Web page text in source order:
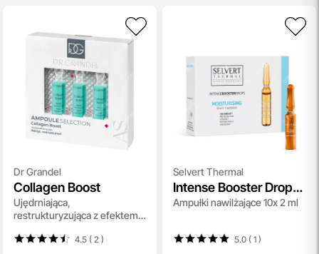
Dr Grandel
Collagen Boost
Ujędrniająca,
restrukturyzująca z efektem
produkcji kolagenu i elastyny
4.5 ( 2 )
Selvert Thermal
Intense Booster Drops
Moisturising
Ampułki nawilżające 10x 2 ml
5.0 ( 1)